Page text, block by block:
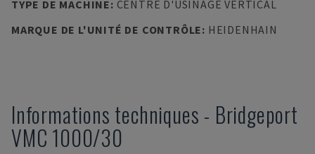
TYPE DE MACHINE: CENTRE D'USINAGE VERTICAL
MARQUE DE L'UNITÉ DE CONTRÔLE: HEIDENHAIN
Informations techniques - Bridgeport
VMC 1000/30